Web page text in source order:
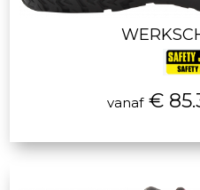
vanaf€